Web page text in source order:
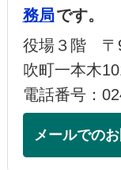
務局です。
役場３階 〒
吹町一本木
電話番号：
メールでの